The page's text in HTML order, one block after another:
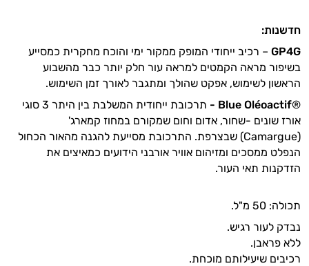
חדשנות:
GP4G – רכיב ייחודי המופק ממקור ימי והוכח מחקרית כמסייע
בשיפור מראה הקמטים למראה עור חלק יותר כבר מהשבוע
הראשון לשימוש, אפקט שהולך ומתגבר לאורך זמן השימוש.
®
Blue Oléoactif
-
תרכובת ייחודית המשלבת בין היתר 3 סוגי
אורז שונים -שחור, אדום וחום שמקורם במחוז קמארג'
(Camargue) שבצרפת. התרכובת מסייעת להגנה מהאור הכחול
הנפלט ממסכים ומזיהום אוויר אורבני הידועים כמאיצים את
הזדקנות תאי העור.
תכולה: 50 מ"ל.
נבדק לעור רגיש.
ללא פראבן.
רכיבים שיעילותם מוכחת.